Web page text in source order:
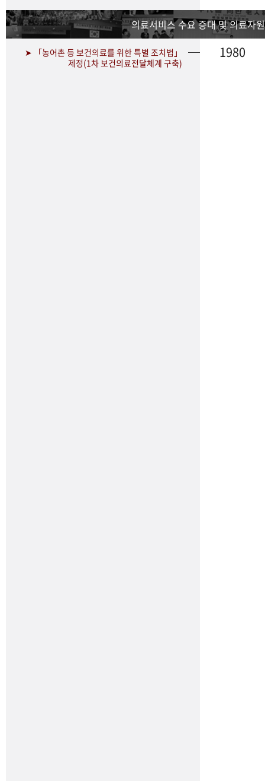
의료서비스 수요 증대 및 의료자
➤ 「농어촌 등 보건의료를 위한 특별 조치법」
제정(1차 보건의료전달체계 구축)
1980